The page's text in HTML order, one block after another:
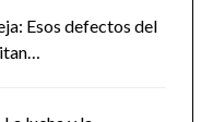
Esos defectos del